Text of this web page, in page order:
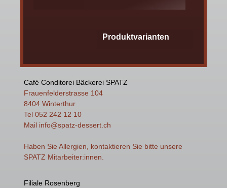
Produktvarianten
Café Conditorei Bäckerei SPATZ
Frauenfelderstrasse 104
8404 Winterthur
Tel 052 242 12 10
Mail info@spatz-dessert.ch
Haben Sie Allergien, kontaktieren Sie bitte unsere
SPATZ Mitarbeiter:innen.
Filiale Rosenberg